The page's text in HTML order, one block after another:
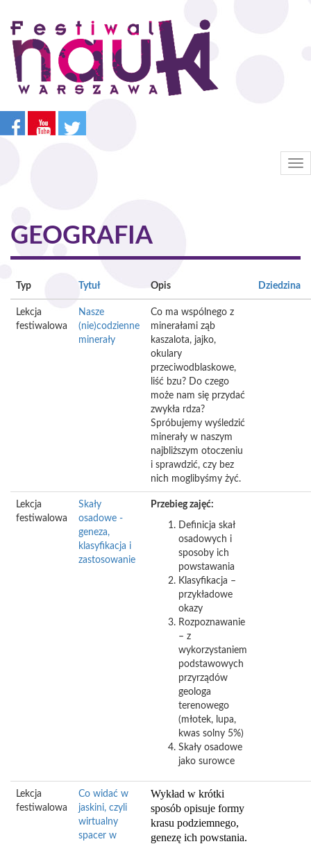
Przejdź
treści
GEOGRAFIA
Typ Tytuł Opis Dziedzina
Lekcja
festiwalowa
Nasze
(nie)codzienne
minerały
Co ma wspólnego z
minerałami ząb
kaszalota, jajko,
okulary
przeciwodblaskowe,
liść bzu? Do czego
może nam się przydać
zwykła rdza?
Spróbujemy wyśledzić
minerały w naszym
najbliższym otoczeniu
i sprawdzić, czy bez
nich moglibyśmy żyć.
Lekcja
festiwalowa
Skały
osadowe -
geneza,
klasyfikacja i
zastosowanie
Przebieg zajęć:
Definicja skał
osadowych i
sposoby ich
powstawania
Klasyfikacja –
przykładowe
okazy
Rozpoznawanie
– z
wykorzystaniem
podstawowych
przyrządów
geologa
terenowego
(młotek, lupa,
kwas solny 5%)
Skały osadowe
jako surowce
Lekcja
festiwalowa
Co widać w
jaskini, czyli
wirtualny
spacer w
Wykład w krótki
sposób opisuje formy
krasu podziemnego,
genezę ich powstania.